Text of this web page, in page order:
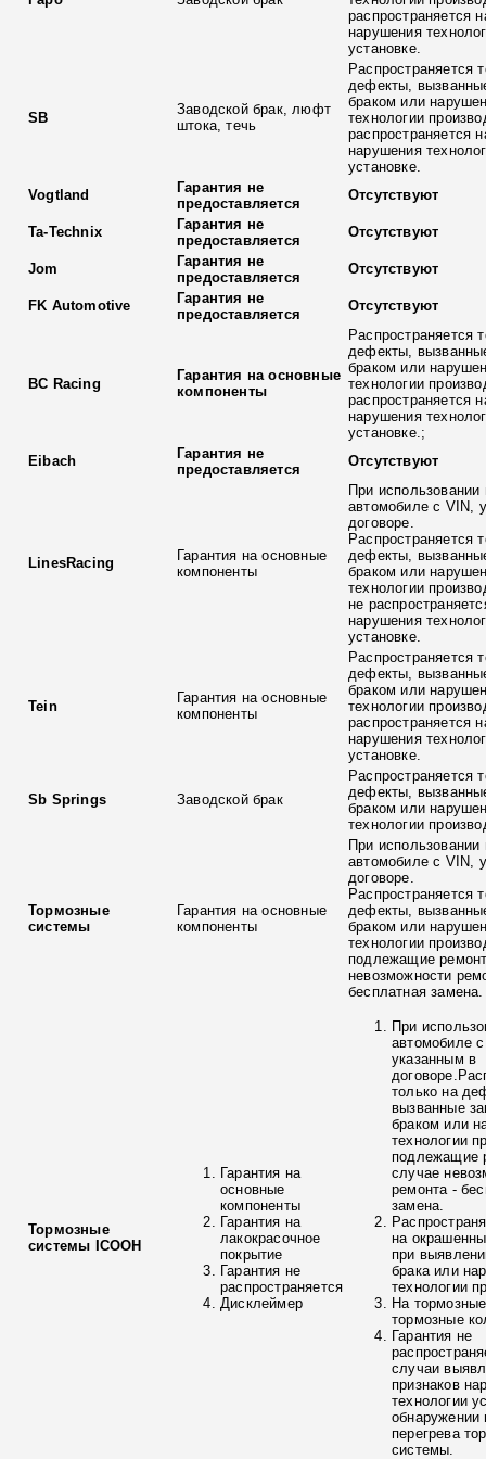
распространяется
нарушения
установке.
SB
Заводской брак, люфт
штока, течь
Распространяется
дефекты,
браком или
технологии
распространяется
нарушения
установке.
Vogtland
Гарантия не
предоставляется
Отсутствуют
Ta-Technix
Гарантия не
предоставляется
Отсутствуют
Jom
Гарантия не
предоставляется
Отсутствуют
FK Automotive
Гарантия не
предоставляется
Отсутствуют
BC Racing
Гарантия на основные
компоненты
Распространяется
дефекты,
браком или
технологии
распространяется
нарушения
установке.;
Eibach
Гарантия не
предоставляется
Отсутствуют
LinesRacing
Гарантия на основные
компоненты
При использовании
автомобиле с VIN,
договоре.
Распространяется
дефекты,
браком или
технологии
не
нарушения
установке.
Tein
Гарантия на основные
компоненты
Распространяется
дефекты,
браком или
технологии
распространяется
нарушения
установке.
Sb Springs Заводской брак
Распространяется
дефекты,
браком или
технологии
Тормозные
системы
Гарантия на основные
компоненты
При использовании
автомобиле с VIN,
договоре.
Распространяется
дефекты,
браком или
технологии
подлежащие
невозможности
бесплатная замена.
Тормозные
системы ICOOH
Гарантия на
основные
компоненты
Гарантия на
лакокрасочное
покрытие
Гарантия не
распространяется
Дисклеймер
При
автомобиле
указанным в
только на
вызванные
браком или
технологии
подлежащие
случае
ремонта -
замена.
на
при
брака или
технологии
На
тормозные
Гарантия не
случаи
признаков
технологии
обнаружении
перегрева
системы.